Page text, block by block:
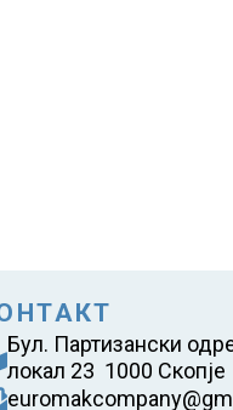
Бул. Партизански
локал 23 1000 Скопје